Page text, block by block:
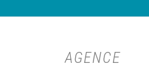
AGENCE